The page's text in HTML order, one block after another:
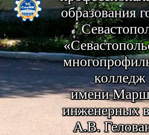
образования
колледж
имени
инженерных
А.В.